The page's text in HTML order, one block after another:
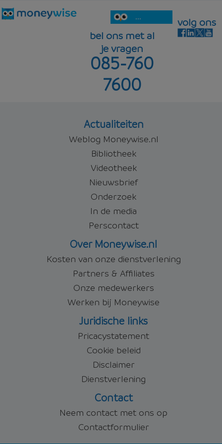
...
bel ons met al
je vragen
085-760
7600
volg ons
Actualiteiten
Weblog Moneywise.nl
Bibliotheek
Videotheek
Nieuwsbrief
Onderzoek
In de media
Perscontact
Over Moneywise.nl
Kosten van onze dienstverlening
Partners & Affiliates
Onze medewerkers
Werken bij Moneywise
Juridische links
Pricacystatement
Cookie beleid
Disclaimer
Dienstverlening
Contact
Neem contact met ons op
Contactformulier